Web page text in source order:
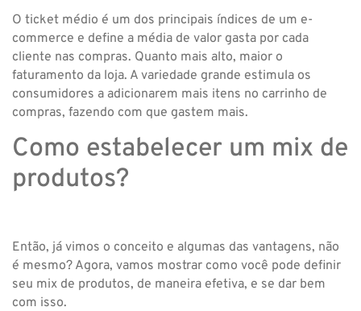
O ticket médio é um dos principais índices de um e-
commerce e define a média de valor gasta por cada
cliente nas compras. Quanto mais alto, maior o
faturamento da loja. A variedade grande estimula os
consumidores a adicionarem mais itens no carrinho de
compras, fazendo com que gastem mais.
Como estabelecer um mix de
produtos?
Então, já vimos o conceito e algumas das vantagens, não
é mesmo? Agora, vamos mostrar como você pode definir
seu mix de produtos, de maneira efetiva, e se dar bem
com isso.